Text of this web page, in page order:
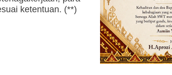
ketentuan. (**)